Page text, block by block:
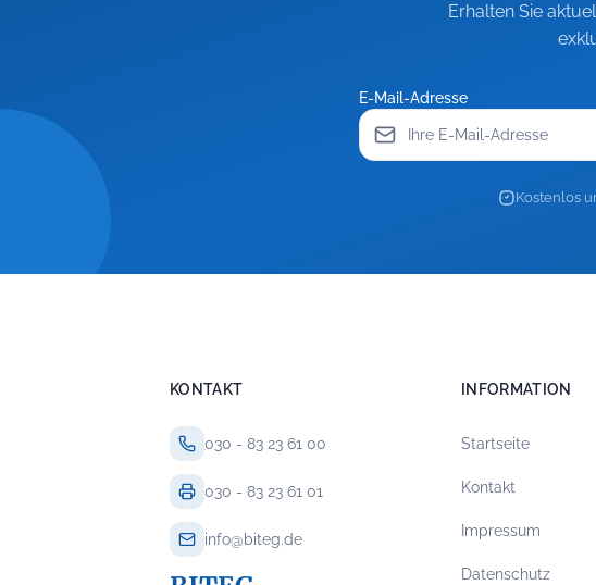
Erhalten Sie
E-Mail-Adresse
Kostenlos
KONTAKT
030 - 83 23 61 00
030 - 83 23 61 01
info@biteg.de
INFORMATION
Startseite
Kontakt
Impressum
Datenschutz